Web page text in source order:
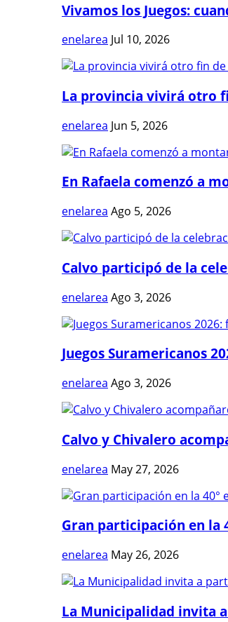
Vivamos los Juegos:
enelarea Jul 10, 2026
La provincia vivirá otro
enelarea Jun 5, 2026
En Rafaela comenzó a
enelarea Ago 5, 2026
Calvo participó de la
enelarea Ago 3, 2026
Juegos Suramericanos
enelarea Ago 3, 2026
Calvo y Chivalero
enelarea May 27, 2026
Gran participación en la
enelarea May 26, 2026
La Municipalidad invita